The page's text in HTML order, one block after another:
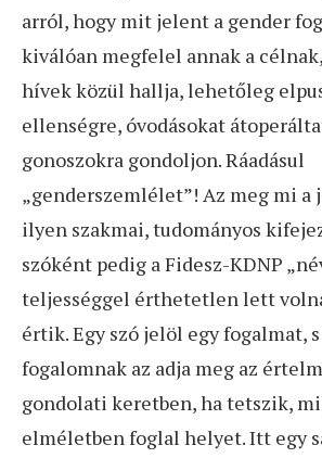
arról, hogy mit jelent a gender
kiválóan megfelel annak a
hívek közül hallja, lehetőleg
ellenségre, óvodásokat
gonoszokra gondoljon. Ráadásul
„genderszemlélet”! Az meg mi a
ilyen szakmai, tudományos
szóként pedig a Fidesz-KDNP
teljességgel érthetetlen lett
értik. Egy szó jelöl egy fogalmat,
fogalomnak az adja meg az
gondolati keretben, ha tetszik,
elméletben foglal helyet. Itt egy